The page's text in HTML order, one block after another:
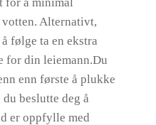
Alternativt,
følge ta en ekstra
for din leiemann.Du
enn første å plukke
beslutte deg å
er oppfylle med